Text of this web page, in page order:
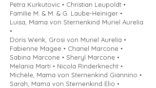
Petra Kurkutovic • Christian Leupoldt •
Familie M. & M. & G. Laube-Heiniger •
Luisa, Mama von Sternenkind Muriel Aurelia
•
Doris Wenk, Grosi von Muriel Aurelia •
Fabienne Magee • Chanel Marcone •
Sabina Marcone • Sheryl Marcone •
Melania Marti • Nicola Rinderknecht •
Michèle, Mama von Sternenkind Giannino •
Sarah, Mama von Sternenkind Elio •